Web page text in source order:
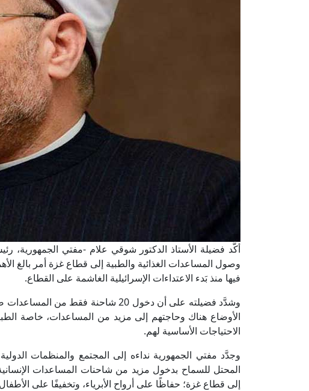
أكَّد فضيلة الأستاذ الدكتور شوقي علام -مفتي الجمهورية،
وصول المساعدات الغذائية والطبية إلى قطاع غزة أمر بالغ
فيها منذ بَدء الاعتداءات الإسرائيلية الغاشمة على القطاع.
وشدَّد فضيلته على أن دخول 20 شاحنة
الأوضاع هناك وحاجتهم إلى مزيد من المساعدات، خاصة
الاحتياجات الأساسية لهم.
وجدَّد مفتي الجمهورية نداءه إلى المجتمع والمنظمات
المحتل للسماح بدخول مزيد من شاحنات المساعدات
إلى قطاع غزة؛ حفاظًا على أرواح الأبرياء، وتخفيفًا على